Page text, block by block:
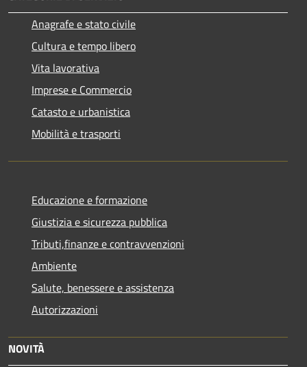
Anagrafe e stato civile
Cultura e tempo libero
Vita lavorativa
Imprese e Commercio
Catasto e urbanistica
Mobilità e trasporti
Educazione e formazione
Giustizia e sicurezza pubblica
Tributi,finanze e contravvenzioni
Ambiente
Salute, benessere e assistenza
Autorizzazioni
NOVITÀ